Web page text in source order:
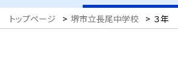
トップページ > 堺市立長尾中学校 > ３年